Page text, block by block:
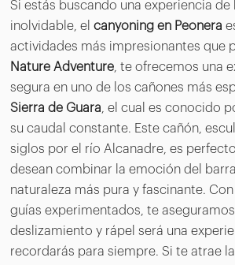
Si estás buscando una experiencia
inolvidable, el canyoning en Peonera
actividades más impresionantes que
Nature Adventure , te ofrecemos una
segura en uno de los cañones más
Sierra de Guara , el cual es conocido
su caudal constante. Este cañón,
siglos por el río Alcanadre, es
desean combinar la emoción del
naturaleza más pura y fascinante.
guías experimentados, te
deslizamiento y rápel será una
recordarás para siempre. Si te atrae